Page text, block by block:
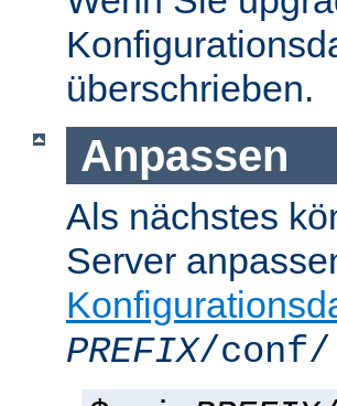
überschrieben.
Anpassen
Als nächstes
Server
PREFIX/conf/